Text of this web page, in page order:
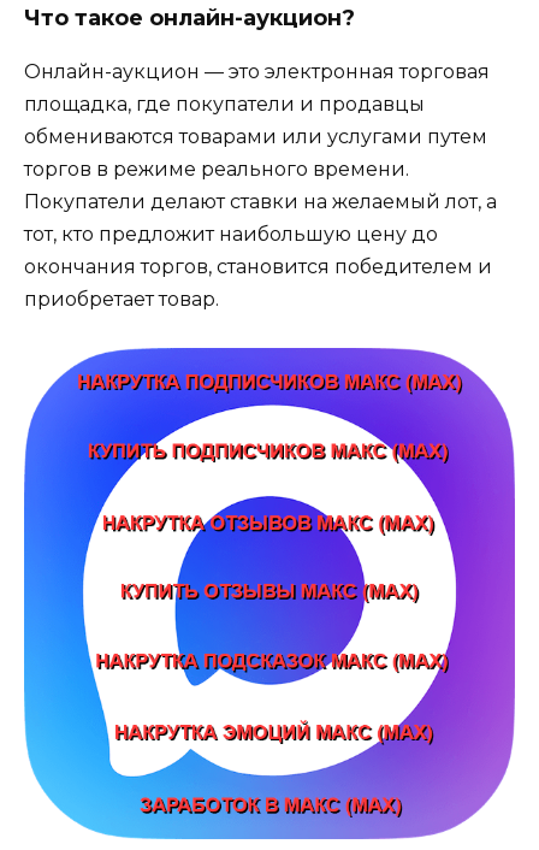
Что такое онлайн-аукцион?
Онлайн-аукцион — это электронная торговая
площадка, где покупатели и продавцы
обмениваются товарами или услугами путем
торгов в режиме реального времени.
Покупатели делают ставки на желаемый лот, а
тот, кто предложит наибольшую цену до
окончания торгов, становится победителем и
приобретает товар.